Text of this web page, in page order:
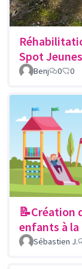
Spot
Benj 0 0
📝Création
enfants à
Sébastien J.